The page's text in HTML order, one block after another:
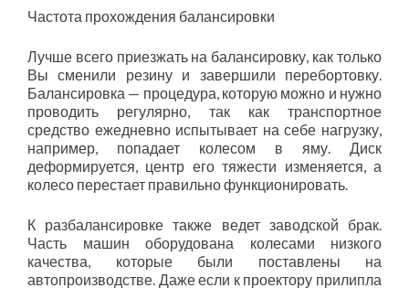
Частота прохождения балансировки
Лучше всего приезжать на балансировку, как только
Вы сменили резину и завершили перебортовку.
Балансировка — процедура, которую можно и нужно
проводить регулярно, так как транспортное
средство ежедневно испытывает на себе нагрузку,
например, попадает колесом в яму. Диск
деформируется, центр его тяжести изменяется, а
колесо перестает правильно функционировать.
К разбалансировке также ведет заводской брак.
Часть машин оборудована колесами низкого
качества, которые были поставлены на
автопроизводстве. Даже если к проектору прилипла